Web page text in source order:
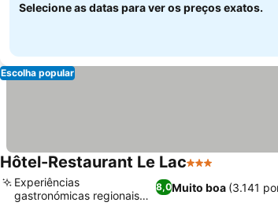
Selecione as datas para ver os preços exatos.
Escolha popular
Hôtel-Restaurant Le Lac3 Estrelas
8,0Muito boa (3.141
Experiências
gastronómicas regionais